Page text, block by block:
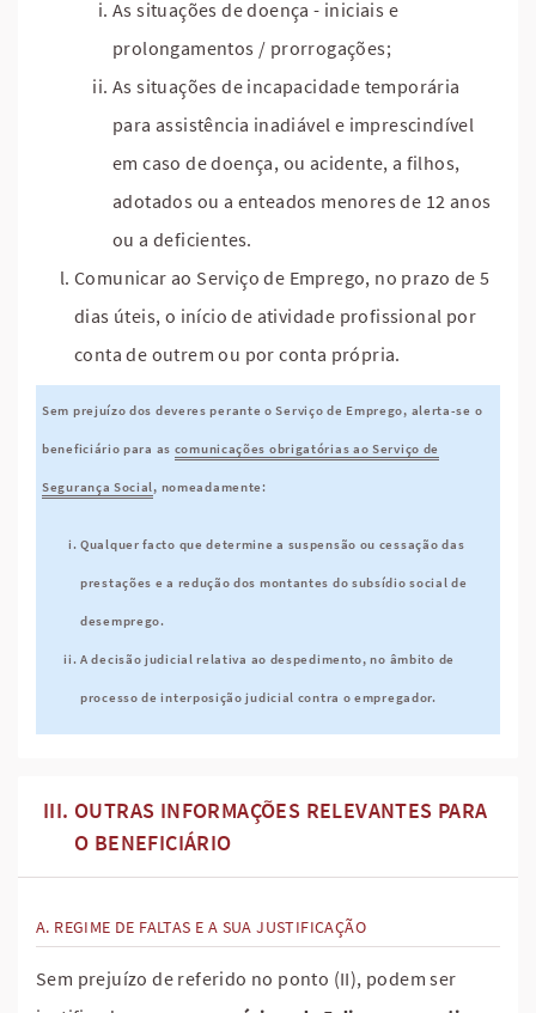
As situações de doença - iniciais e
prolongamentos / prorrogações;
As situações de incapacidade temporária
para assistência inadiável e imprescindível
em caso de doença, ou acidente, a filhos,
adotados ou a enteados menores de 12 anos
ou a deficientes.
Comunicar ao Serviço de Emprego, no prazo de 5
dias úteis, o início de atividade profissional por
conta de outrem ou por conta própria.
Sem prejuízo dos deveres perante o Serviço de Emprego, alerta-se o
beneficiário para as comunicações obrigatórias ao Serviço de
Segurança Social, nomeadamente:
Qualquer facto que determine a suspensão ou cessação das
prestações e a redução dos montantes do subsídio social de
desemprego.
A decisão judicial relativa ao despedimento, no âmbito de
processo de interposição judicial contra o empregador.
OUTRAS INFORMAÇÕES RELEVANTES PARA
O BENEFICIÁRIO
REGIME DE FALTAS E A SUA JUSTIFICAÇÃO
Sem prejuízo de referido no ponto (II), podem ser